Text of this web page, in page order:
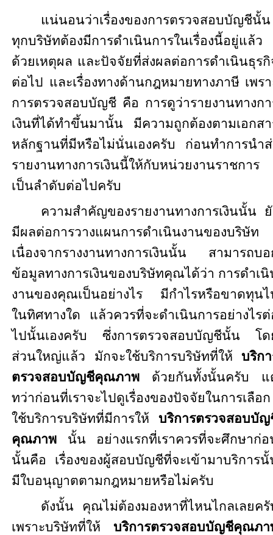
แน่นอนว่าเรื่องของการตรวจสอบบัญชีนั้น
ทุกบริษัทต้องมีการดำเนินการในเรื่องนี้อยู่แล้ว
ด้วยเหตุผล และปัจจัยที่ส่งผลต่อการดำเนินธุร
ต่อไป และเรื่องทางด้านกฎหมายทางภาษี เพร
การตรวจสอบบัญชี คือ การดูว่ารายงานทางก
เงินที่ได้ทำขึ้นมานั้น มีความถูกต้องตามเอกส
หลักฐานที่มีหรือไม่นั่นเองครับ ก่อนทำการนำ
รายงานทางการเงินนี้ให้กับหน่วยงานราชการ
เป็นลำดับต่อไปครับ
ความสำคัญของรายงานทางการเงินนั้น
มีผลต่อการวางแผนการดำเนินงานของบริษัท
เนื่องจากรางงานทางการเงินนั้น สามารถบ
ข้อมูลทางการเงินของบริษัทคุณได้ว่า การดำเ
งานของคุณเป็นอย่างไร มีกำไรหรือขาดทุนไ
ในทิศทางใด แล้วควรที่จะดำเนินการอย่างไร
ไปนั้นเองครับ ซึ่งการตรวจสอบบัญชีนั้น โด
ส่วนใหญ่แล้ว มักจะใช้บริการบริษัทที่ให้ บริก
ตรวจสอบบัญชีคุณภาพ ด้วยกันทั้งนั้นครับ แ
ทว่าก่อนที่เราจะไปดูเรื่องของปัจจัยในการเลือก
ใช้บริการบริษัทที่มีการให้ บริการตรวจสอบบัญ
คุณภาพ นั้น อย่างแรกที่เราควรที่จะศึกษาก่อ
นั้นคือ เรื่องของผู้สอบบัญชีที่จะเข้ามาบริการ
มีใบอนุญาตตามกฎหมายหรือไม่ครับ
ดังนั้น คุณไม่ต้องมองหาที่ไหนไกลเลยครั
เพราะบริษัทที่ให้ บริการตรวจสอบบัญชีคุณภา